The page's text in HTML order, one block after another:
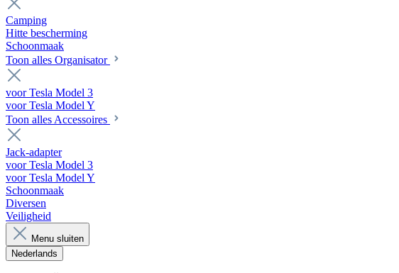
Camping
Hitte bescherming
Schoonmaak
Toon alles Organisator
voor Tesla Model 3
voor Tesla Model Y
Toon alles Accessoires
Jack-adapter
voor Tesla Model 3
voor Tesla Model Y
Schoonmaak
Diversen
Veiligheid
Menu sluiten
Nederlands